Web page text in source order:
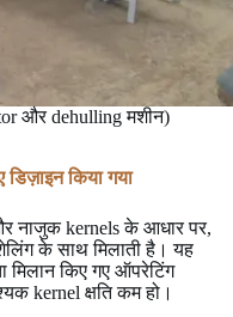
और dehulling मशीन)
किया गया
नाजुक kernels के आधार पर,
के साथ मिलाती है। यह
मिलान किए गए ऑपरेटिंग
kernel क्षति कम हो।